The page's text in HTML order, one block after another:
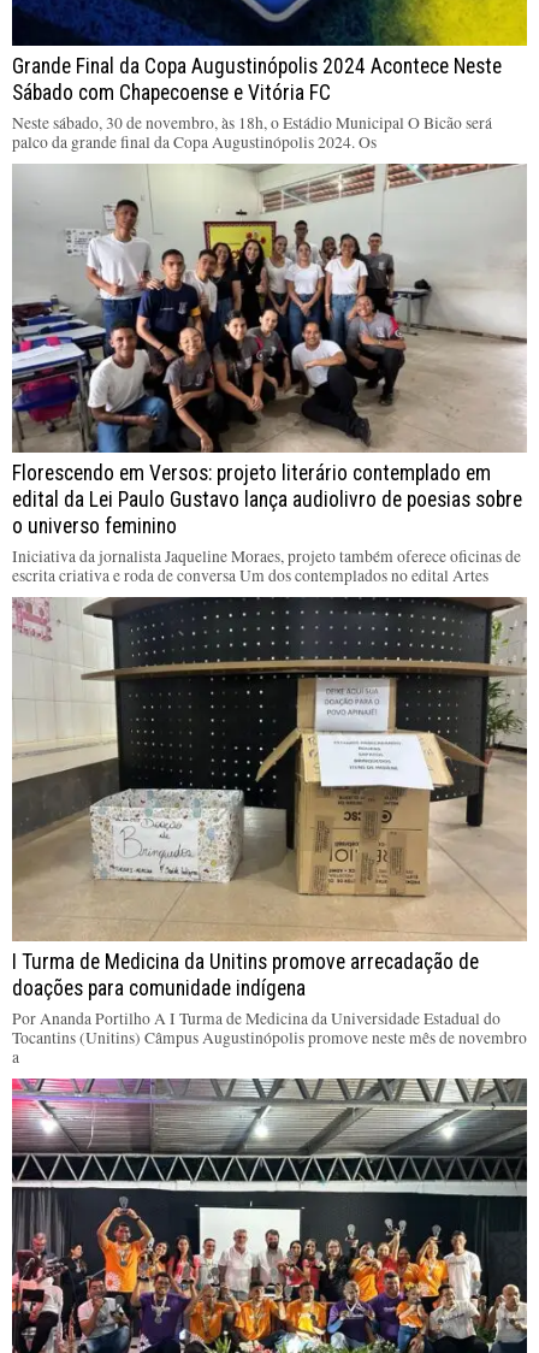
Grande Final da Copa Augustinópolis 2024 Acontece Neste
Sábado com Chapecoense e Vitória FC
Neste sábado, 30 de novembro, às 18h, o Estádio Municipal O Bicão será
palco da grande final da Copa Augustinópolis 2024. Os
Florescendo em Versos: projeto literário contemplado em
edital da Lei Paulo Gustavo lança audiolivro de poesias sobre
o universo feminino
Iniciativa da jornalista Jaqueline Moraes, projeto também oferece oficinas de
escrita criativa e roda de conversa Um dos contemplados no edital Artes
I Turma de Medicina da Unitins promove arrecadação de
doações para comunidade indígena
Por Ananda Portilho A I Turma de Medicina da Universidade Estadual do
Tocantins (Unitins) Câmpus Augustinópolis promove neste mês de novembro
a